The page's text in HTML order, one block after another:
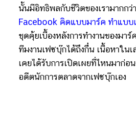
นั้นมีอิทธิพลกับชีวิตของเรามากกว่า
Facebook คิดแบบมาร์ค ทำแบบ
ขุดคุ้ยเบื้องหลังการทำงานของมา
ทีมงานเฟซบุ๊กได้ถึงกึ๋น เนื้อหาใน
เคยได้รับการเปิดเผยที่ไหนมาก่อ
อดีตนักการตลาดจากเฟซบุ๊กเอง